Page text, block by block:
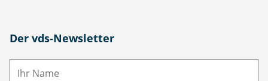
Der vds-Newsletter
N